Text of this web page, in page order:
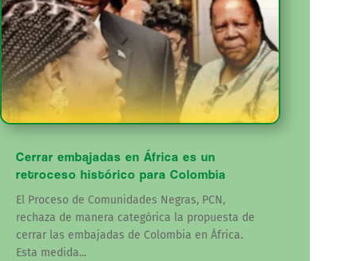
Cerrar embajadas en África es un
retroceso histórico para Colombia
El Proceso de Comunidades Negras, PCN,
rechaza de manera categórica la propuesta de
cerrar las embajadas de Colombia en África.
Esta medida...